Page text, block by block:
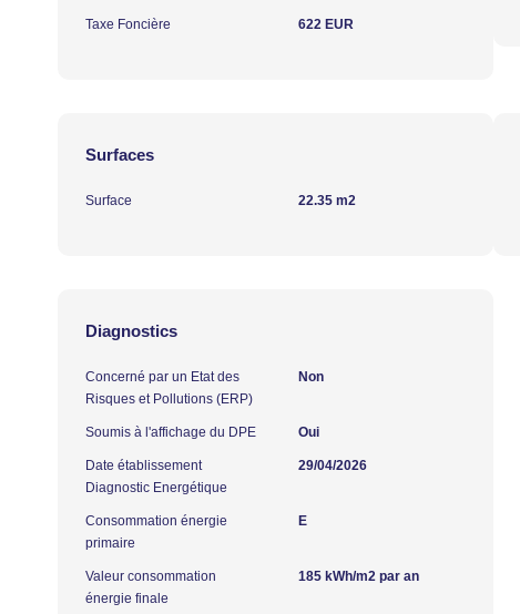
Taxe Foncière 622 EUR
Surfaces
Surface 22.35 m2
Diagnostics
Concerné par un Etat des
Risques et Pollutions (ERP)
Non
Soumis à l'affichage du DPE Oui
Date établissement
Diagnostic Energétique
29/04/2026
Consommation énergie
primaire
E
Valeur consommation
énergie finale
185 kWh/m2 par an